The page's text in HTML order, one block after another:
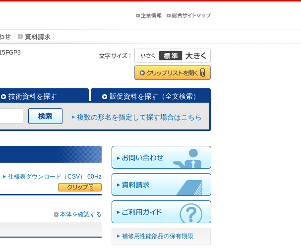
技術資料を探す 販促資料を探す（全文検索）
複数の形名を指定して探す場合はこちら
仕様表ダウンロード（CSV） 60Hz
本体を確認する
補修用性能部品の保有期限